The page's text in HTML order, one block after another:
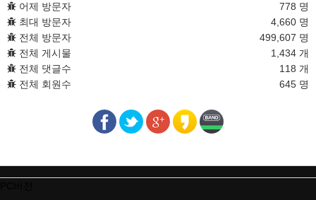
어제 방문자
778 명
최대 방문자
4,660 명
전체 방문자
499,607 명
전체 게시물
1,434 개
전체 댓글수
118 개
전체 회원수
645 명